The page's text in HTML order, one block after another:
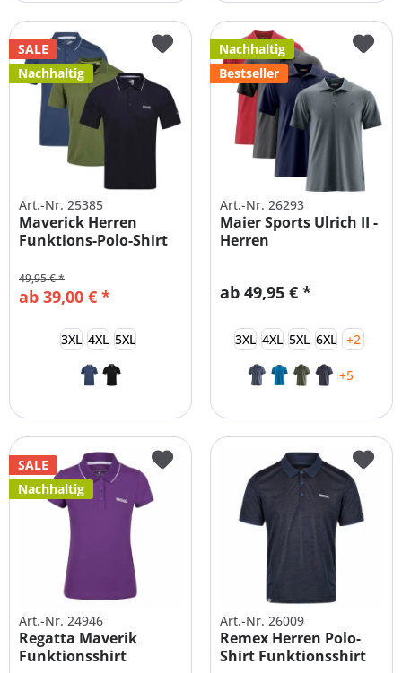
SALE
Nachhaltig
Art.-Nr. 25385
Maverick Herren
Funktions-Polo-Shirt
ab 39,00 € *
49,95 € *
3XL 4XL 5XL
Nachhaltig
Bestseller
Art.-Nr. 26293
Maier Sports Ulrich II -
Herren
ab 49,95 € *
3XL 4XL 5XL 6XL +2
+5
SALE
Nachhaltig
Art.-Nr. 24946
Regatta Maverik
Funktionsshirt
Art.-Nr. 26009
Remex Herren Polo-
Shirt Funktionsshirt